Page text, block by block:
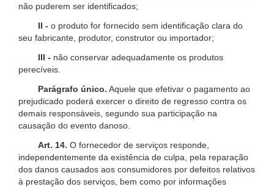
não puderem ser identificados;
II - o produto for fornecido sem identificação clara do
seu fabricante, produtor, construtor ou importador;
III - não conservar adequadamente os produtos
perecíveis.
Parágrafo único. Aquele que efetivar o pagamento ao
prejudicado poderá exercer o direito de regresso contra os
demais responsáveis, segundo sua participação na
causação do evento danoso.
Art. 14. O fornecedor de serviços responde,
independentemente da existência de culpa, pela reparação
dos danos causados aos consumidores por defeitos relativos
à prestação dos serviços, bem como por informações